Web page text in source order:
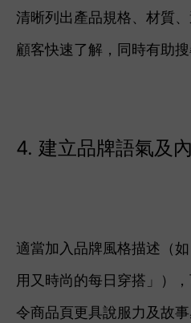
清晰列出產品規格、材質
顧客快速了解，同時有助
4. 建立品牌語氣及
適當加入品牌風格描述（
用又時尚的每日穿搭」）
令商品頁更具說服力及故事